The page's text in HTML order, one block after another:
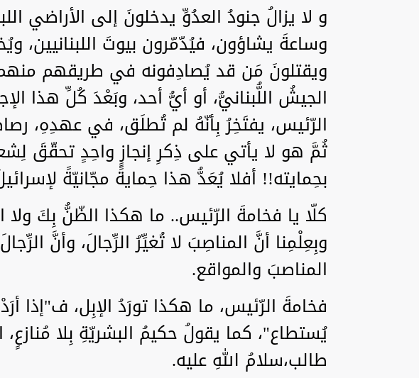
و لا يزالُ جنودُ العدُوِّ يدخلونَ إلى الأراضي
وساعةَ يشاؤون، فيُدّمّرون بيوتَ اللبنانيين،
ويقتلونَ مَن قد يُصادِفونه في طريقهم
الجيشُ اللُّبنانيُّ، أو أيُّ أحد، وبَعْدَ كُلِّ هذا
الرّئيس، يفتَخِرُ بِأنّهُ لم تُطلَق، في عهدِهِ،
ثُمَّ هو لا يأتي على ذِكرِ إنجازٍ واحِدٍ تحقّقَ
بحِمايته!! أفلا يُعَدُّ هذا حِمايةً مجّانيّةً
كلّا يا فخامةَ الرّئيس.. ما هكذا الظّنُّ بِكَ
وبِعِلْمِنا أنَّ المناصِبَ لا تُغيِّرُ الرِّجالَ، وأنَّ
المناصبَ والمواقع.
فخامةَ الرّئيس، ما هكذا تورَدُ الإبِل، ف"إذا
يُستطاع"، كما يقولُ حكيمُ البشريّةِ بِلا
طالب،سلامُ اللهِ عليه.